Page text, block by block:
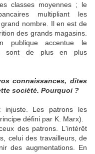
classes moyennes ; le
multipliant les
nombre. Il en est de
des grands magasins.
publique accentue le
sont de plus en plus
connaissances, dites
société. Pourquoi ?
injuste. Les patrons les
défini par K. Marx).
des patrons. L'intérêt
celui des travailleurs, de
des augmentations. En